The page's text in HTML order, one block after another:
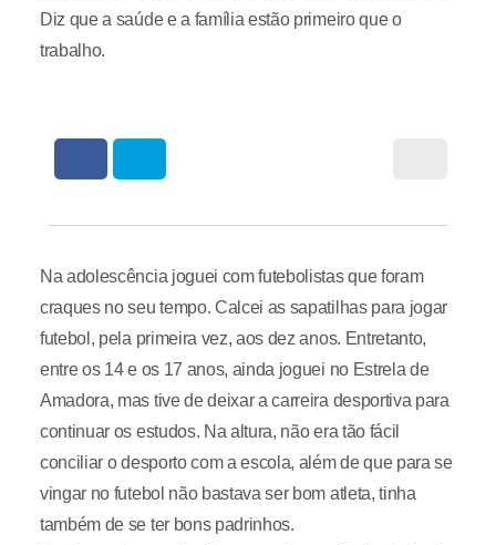
Diz que a saúde e a família estão primeiro que o
trabalho.
Na adolescência joguei com futebolistas que foram
craques no seu tempo. Calcei as sapatilhas para jogar
futebol, pela primeira vez, aos dez anos. Entretanto,
entre os 14 e os 17 anos, ainda joguei no Estrela de
Amadora, mas tive de deixar a carreira desportiva para
continuar os estudos. Na altura, não era tão fácil
conciliar o desporto com a escola, além de que para se
vingar no futebol não bastava ser bom atleta, tinha
também de se ter bons padrinhos.